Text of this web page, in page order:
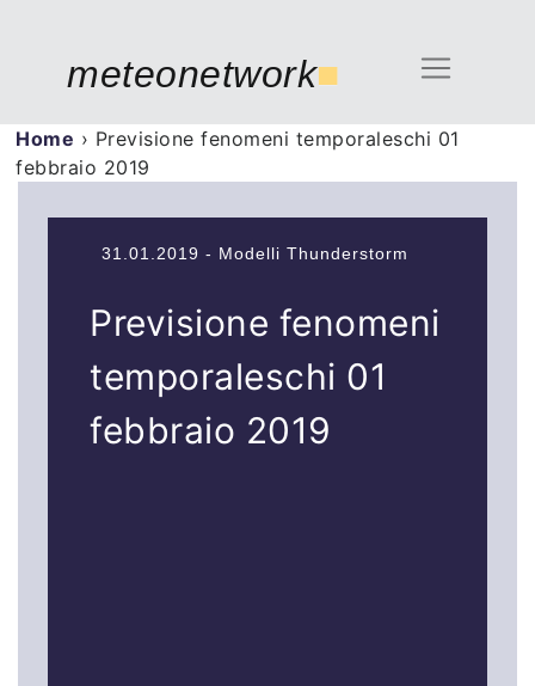
meteonetwork■
Home › Previsione fenomeni temporaleschi 01
febbraio 2019
31.01.2019 - Modelli Thunderstorm
Previsione fenomeni
temporaleschi 01
febbraio 2019